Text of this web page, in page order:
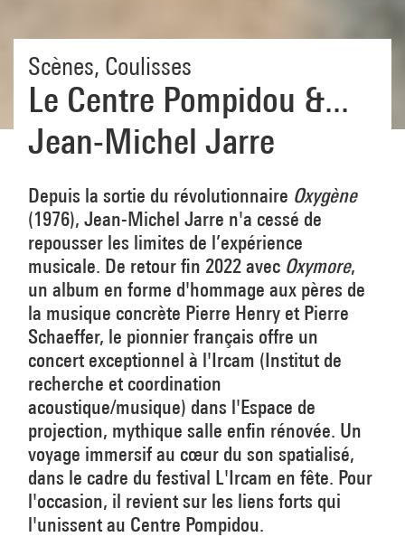
Scènes, Coulisses
Le Centre Pompidou &...
Jean-Michel Jarre
Depuis la sortie du révolutionnaire Oxygène
(1976), Jean-Michel Jarre n'a cessé de
repousser les limites de l’expérience
musicale. De retour fin 2022 avec Oxymore,
un album en forme d'hommage aux pères de
la musique concrète Pierre Henry et Pierre
Schaeffer, le pionnier français offre un
concert exceptionnel à l'Ircam (Institut de
recherche et coordination
acoustique/musique) dans l'Espace de
projection, mythique salle enfin rénovée. Un
voyage immersif au cœur du son spatialisé,
dans le cadre du festival L'Ircam en fête. Pour
l'occasion, il revient sur les liens forts qui
l'unissent au Centre Pompidou.